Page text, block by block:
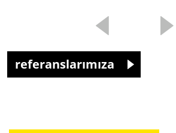
referanslarımıza